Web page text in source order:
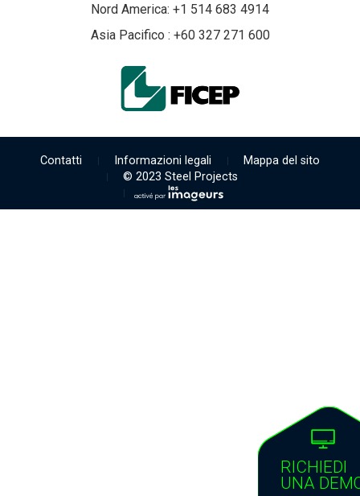
RICHIEDI
UNA
Nord America: +1 514 683 4914
Asia Pacifico : +60 327 271 600
Contatti Informazioni legali
Mappa del sito
© 2023 Steel Projects